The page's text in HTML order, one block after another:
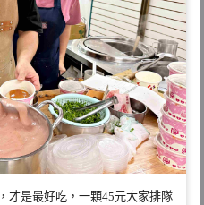
才是最好吃，一顆45元大家排隊